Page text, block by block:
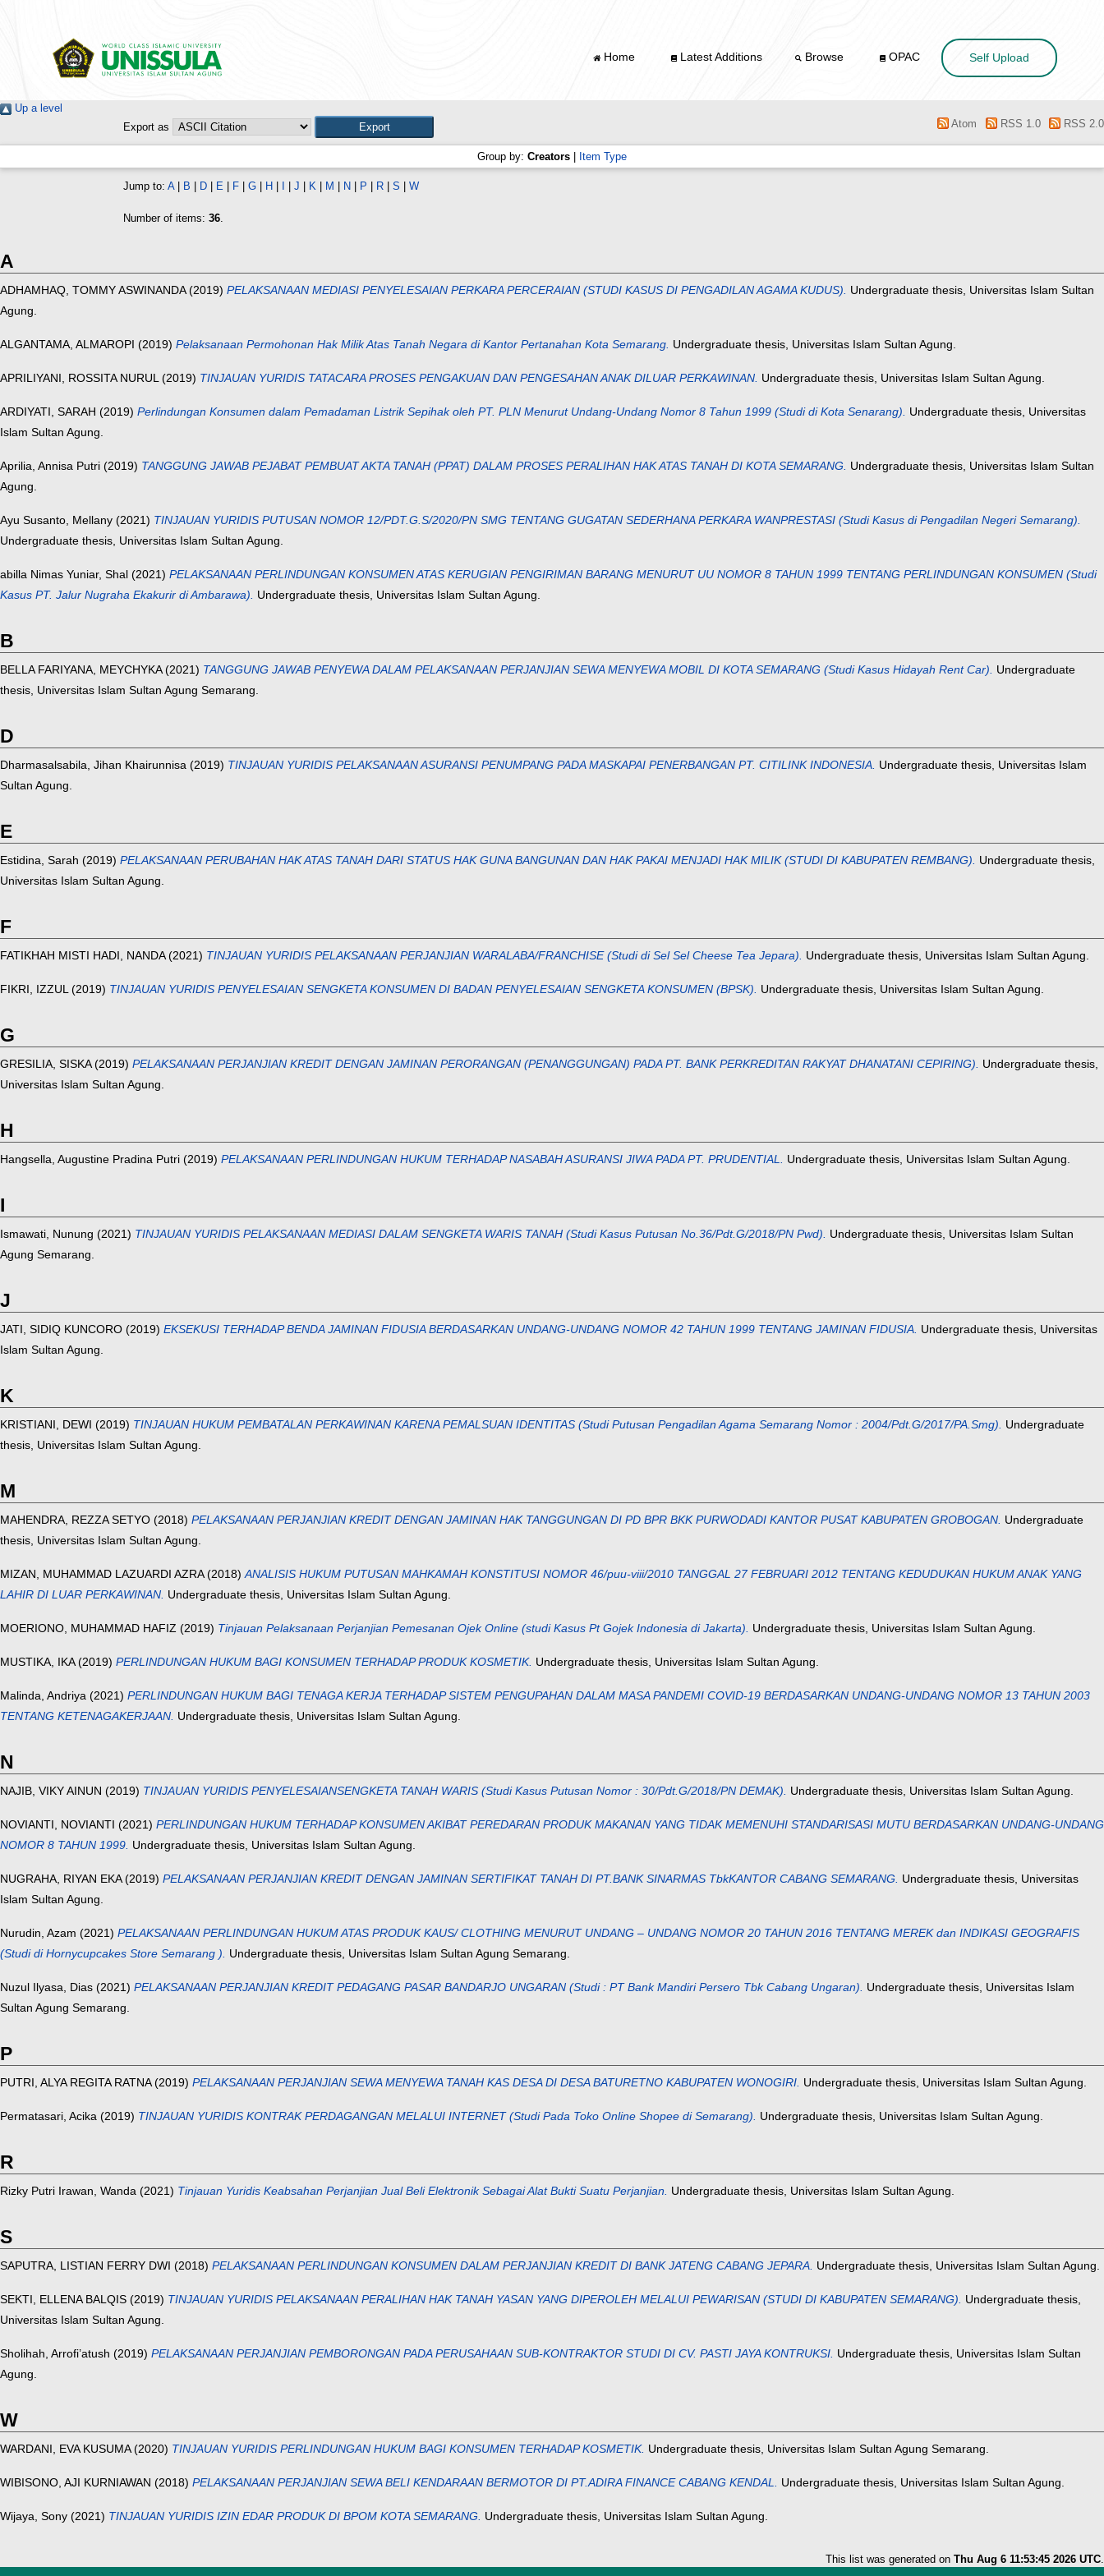
Home Latest Additions Browse OPAC Self Upload
Up a level
Export as
Atom RSS 1.0 RSS 2.0
Group by: Creators Item Type
Jump to: A| B D E F G H J K M N P R S W
Number of items: 36.
A
ADHAMHAQ, TOMMY ASWINANDA(2019) PELAKSANAAN MEDIASI PENYELESAIAN PERKARA PERCERAIAN (STUDI KASUS DI PENGADILAN AGAMA KUDUS). Undergraduate thesis, Universitas Islam Sultan
Agung.
ALGANTAMA, ALMAROPI (2019) Pelaksanaan Permohonan Hak Milik Atas Tanah Negara di Kantor Pertanahan Kota Semarang. Undergraduate thesis, Universitas Islam Sultan Agung.
APRILIYANI, ROSSITA NURUL(2019) TINJAUAN YURIDIS TATACARA PROSES PENGAKUAN DAN PENGESAHAN ANAK DILUAR PERKAWINAN. Undergraduate thesis, Universitas Islam Sultan Agung.
ARDIYATI, SARAH (2019) Perlindungan Konsumen dalam Pemadaman Listrik Sepihak oleh PT. PLN Menurut Undang-Undang Nomor 8 Tahun 1999 (Studi di Kota Senarang). Undergraduate thesis, Universitas
Islam Sultan Agung.
Aprilia, Annisa Putri (2019) TANGGUNG JAWAB PEJABAT PEMBUAT AKTA TANAH (PPAT) DALAM PROSES PERALIHAN HAK ATAS TANAH DI KOTA SEMARANG. Undergraduate thesis, Universitas Islam Sultan
Agung.
Ayu Susanto, Mellany (2021) TINJAUAN YURIDIS PUTUSAN NOMOR 12/PDT.G.S/2020/PN SMG TENTANG GUGATAN SEDERHANA PERKARA WANPRESTASI (Studi Kasus di Pengadilan Negeri Semarang).
Undergraduate thesis, Universitas Islam Sultan Agung.
abilla Nimas Yuniar, Shal (2021) PELAKSANAAN PERLINDUNGAN KONSUMEN ATAS KERUGIAN PENGIRIMAN BARANG MENURUT UU NOMOR 8 TAHUN 1999 TENTANG PERLINDUNGAN KONSUMEN (Studi
Kasus PT. Jalur Nugraha Ekakurir di Ambarawa). Undergraduate thesis, Universitas Islam Sultan Agung.
B
BELLA FARIYANA, MEYCHYKA(2021) TANGGUNG JAWAB PENYEWA DALAM PELAKSANAAN PERJANJIAN SEWA MENYEWA MOBIL DI KOTA SEMARANG (Studi Kasus Hidayah Rent Car). Undergraduate
thesis, Universitas Islam Sultan Agung Semarang.
D
Dharmasalsabila, Jihan Khairunnisa (2019) TINJAUAN YURIDIS PELAKSANAAN ASURANSI PENUMPANG PADA MASKAPAI PENERBANGAN PT. CITILINK INDONESIA. Undergraduate thesis, Universitas Islam
Sultan Agung.
E
Estidina, Sarah (2019) PELAKSANAAN PERUBAHAN HAK ATAS TANAH DARI STATUS HAK GUNA BANGUNAN DAN HAK PAKAI MENJADI HAK MILIK (STUDI DI KABUPATEN REMBANG). Undergraduate thesis,
Universitas Islam Sultan Agung.
F
FATIKHAH MISTI HADI, NANDA(2021) TINJAUAN YURIDIS PELAKSANAAN PERJANJIAN WARALABA/FRANCHISE (Studi di Sel Sel Cheese Tea Jepara). Undergraduate thesis, Universitas Islam Sultan Agung.
FIKRI, IZZUL(2019) TINJAUAN YURIDIS PENYELESAIAN SENGKETA KONSUMEN DI BADAN PENYELESAIAN SENGKETA KONSUMEN (BPSK). Undergraduate thesis, Universitas Islam Sultan Agung.
G
GRESILIA, SISKA(2019) PELAKSANAAN PERJANJIAN KREDIT DENGAN JAMINAN PERORANGAN (PENANGGUNGAN) PADA PT. BANK PERKREDITAN RAKYAT DHANATANI CEPIRING). Undergraduate thesis,
Universitas Islam Sultan Agung.
H
Hangsella, Augustine Pradina Putri (2019) PELAKSANAAN PERLINDUNGAN HUKUM TERHADAP NASABAH ASURANSI JIWA PADA PT. PRUDENTIAL. Undergraduate thesis, Universitas Islam Sultan Agung.
I
Ismawati, Nunung (2021) TINJAUAN YURIDIS PELAKSANAAN MEDIASI DALAM SENGKETA WARIS TANAH (Studi Kasus Putusan No.36/Pdt.G/2018/PN Pwd). Undergraduate thesis, Universitas Islam Sultan
Agung Semarang.
J
JATI, SIDIQ KUNCORO (2019) EKSEKUSI TERHADAP BENDA JAMINAN FIDUSIA BERDASARKAN UNDANG-UNDANG NOMOR 42 TAHUN 1999 TENTANG JAMINAN FIDUSIA. Undergraduate thesis, Universitas
Islam Sultan Agung.
K
KRISTIANI, DEWI (2019) TINJAUAN HUKUM PEMBATALAN PERKAWINAN KARENA PEMALSUAN IDENTITAS (Studi Putusan Pengadilan Agama Semarang Nomor : 2004/Pdt.G/2017/PA.Smg). Undergraduate
thesis, Universitas Islam Sultan Agung.
M
MAHENDRA, REZZA SETYO (2018) PELAKSANAAN PERJANJIAN KREDIT DENGAN JAMINAN HAK TANGGUNGAN DI PD BPR BKK PURWODADI KANTOR PUSAT KABUPATEN GROBOGAN. Undergraduate
thesis, Universitas Islam Sultan Agung.
MIZAN, MUHAMMAD LAZUARDI AZRA(2018)ANALISIS HUKUM PUTUSAN MAHKAMAH KONSTITUSI NOMOR 46/puu-viii/2010 TANGGAL 27 FEBRUARI 2012 TENTANG KEDUDUKAN HUKUM ANAK YANG
LAHIR DI LUAR PERKAWINAN. Undergraduate thesis, Universitas Islam Sultan Agung.
MOERIONO, MUHAMMAD HAFIZ (2019) Tinjauan Pelaksanaan Perjanjian Pemesanan Ojek Online (studi Kasus Pt Gojek Indonesia di Jakarta). Undergraduate thesis, Universitas Islam Sultan Agung.
MUSTIKA, IKA(2019) PERLINDUNGAN HUKUM BAGI KONSUMEN TERHADAP PRODUK KOSMETIK. Undergraduate thesis, Universitas Islam Sultan Agung.
Malinda, Andriya (2021) PERLINDUNGAN HUKUM BAGI TENAGA KERJA TERHADAP SISTEM PENGUPAHAN DALAM MASA PANDEMI COVID-19 BERDASARKAN UNDANG-UNDANG NOMOR 13 TAHUN 2003
TENTANG KETENAGAKERJAAN. Undergraduate thesis, Universitas Islam Sultan Agung.
N
NAJIB, VIKY AINUN (2019) TINJAUAN YURIDIS PENYELESAIANSENGKETA TANAH WARIS (Studi Kasus Putusan Nomor : 30/Pdt.G/2018/PN DEMAK). Undergraduate thesis, Universitas Islam Sultan Agung.
NOVIANTI, NOVIANTI (2021) PERLINDUNGAN HUKUM TERHADAP KONSUMEN AKIBAT PEREDARAN PRODUK MAKANAN YANG TIDAK MEMENUHI STANDARISASI MUTU BERDASARKAN UNDANG-UNDANG
NOMOR 8 TAHUN 1999. Undergraduate thesis, Universitas Islam Sultan Agung.
NUGRAHA, RIYAN EKA(2019) PELAKSANAAN PERJANJIAN KREDIT DENGAN JAMINAN SERTIFIKAT TANAH DI PT.BANK SINARMAS TbkKANTOR CABANG SEMARANG. Undergraduate thesis, Universitas
Islam Sultan Agung.
Nurudin, Azam (2021) PELAKSANAAN PERLINDUNGAN HUKUM ATAS PRODUK KAUS/ CLOTHING MENURUT UNDANG – UNDANG NOMOR 20 TAHUN 2016 TENTANG MEREK dan INDIKASI GEOGRAFIS
(Studi di Hornycupcakes Store Semarang ). Undergraduate thesis, Universitas Islam Sultan Agung Semarang.
Nuzul Ilyasa, Dias (2021) PELAKSANAAN PERJANJIAN KREDIT PEDAGANG PASAR BANDARJO UNGARAN (Studi : PT Bank Mandiri Persero Tbk Cabang Ungaran). Undergraduate thesis, Universitas Islam
Sultan Agung Semarang.
P
PUTRI, ALYA REGITA RATNA(2019) PELAKSANAAN PERJANJIAN SEWA MENYEWA TANAH KAS DESA DI DESA BATURETNO KABUPATEN WONOGIRI. Undergraduate thesis, Universitas Islam Sultan Agung.
Permatasari, Acika (2019) TINJAUAN YURIDIS KONTRAK PERDAGANGAN MELALUI INTERNET (Studi Pada Toko Online Shopee di Semarang). Undergraduate thesis, Universitas Islam Sultan Agung.
R
Rizky Putri Irawan, Wanda (2021) Tinjauan Yuridis Keabsahan Perjanjian Jual Beli Elektronik Sebagai Alat Bukti Suatu Perjanjian. Undergraduate thesis, Universitas Islam Sultan Agung.
S
SAPUTRA, LISTIAN FERRY DWI (2018) PELAKSANAAN PERLINDUNGAN KONSUMEN DALAM PERJANJIAN KREDIT DI BANK JATENG CABANG JEPARA. Undergraduate thesis, Universitas Islam Sultan Agung.
SEKTI, ELLENA BALQIS (2019) TINJAUAN YURIDIS PELAKSANAAN PERALIHAN HAK TANAH YASAN YANG DIPEROLEH MELALUI PEWARISAN (STUDI DI KABUPATEN SEMARANG). Undergraduate thesis,
Universitas Islam Sultan Agung.
Sholihah, Arrofi’atush (2019) PELAKSANAAN PERJANJIAN PEMBORONGAN PADA PERUSAHAAN SUB-KONTRAKTOR STUDI DI CV. PASTI JAYA KONTRUKSI. Undergraduate thesis, Universitas Islam Sultan
Agung.
W
WARDANI, EVA KUSUMA(2020) TINJAUAN YURIDIS PERLINDUNGAN HUKUM BAGI KONSUMEN TERHADAP KOSMETIK. Undergraduate thesis, Universitas Islam Sultan Agung Semarang.
WIBISONO, AJI KURNIAWAN (2018) PELAKSANAAN PERJANJIAN SEWA BELI KENDARAAN BERMOTOR DI PT.ADIRA FINANCE CABANG KENDAL. Undergraduate thesis, Universitas Islam Sultan Agung.
Wijaya, Sony (2021) TINJAUAN YURIDIS IZIN EDAR PRODUK DI BPOM KOTA SEMARANG. Undergraduate thesis, Universitas Islam Sultan Agung.
This list was generated on Thu Aug 6 11:53:45 2026 UTC.